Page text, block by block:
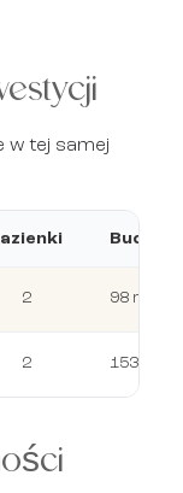
w tej samej
Budowa
2 98 m²
2 153 m²